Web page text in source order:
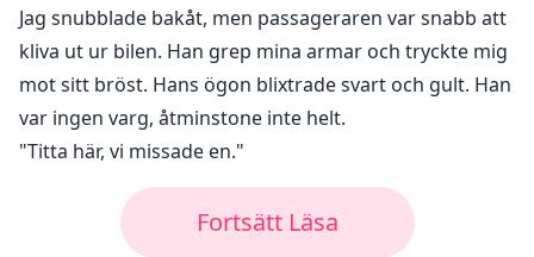
Jag snubblade bakåt, men passageraren var snabb att
kliva ut ur bilen. Han grep mina armar och tryckte mig
mot sitt bröst. Hans ögon blixtrade svart och gult. Han
var ingen varg, åtminstone inte helt.
"Titta här, vi missade en."
Fortsätt Läsa